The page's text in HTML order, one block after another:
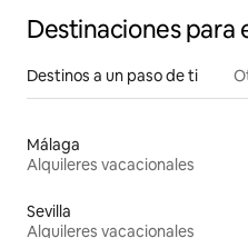
Destinaciones para
Destinos a un paso de ti
Málaga
Alquileres vacacionales
Sevilla
Alquileres vacacionales